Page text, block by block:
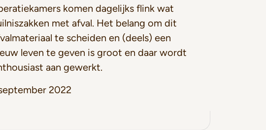
komen dagelijks flink wat
met afval. Het belang om dit
te scheiden en (deels) een
leven te geven is groot en daar wordt
aan gewerkt.
2022